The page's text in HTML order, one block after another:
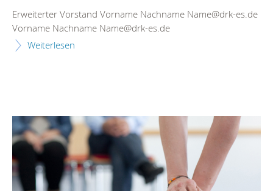
Erweiterter Vorstand Vorname Nachname Name@drk-es.de
Vorname Nachname Name@drk-es.de
Weiterlesen